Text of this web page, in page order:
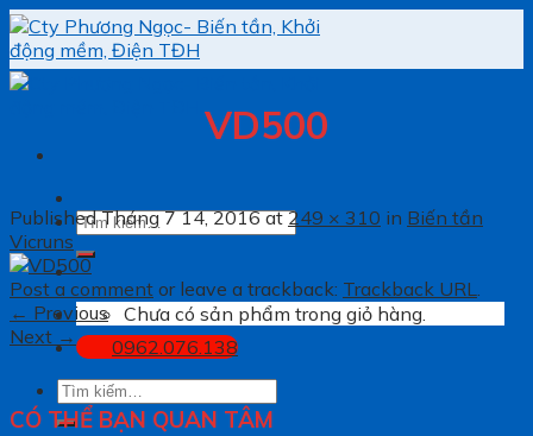
Skip
to
content
Tìm
Chưa có sản phẩm trong giỏ hàng.
0962.076.138
Tìm
kiếm:
VD500
PublishedTháng 7 14, 2016at249 × 310 in Biến tần
Vicruns
Post a comment or leave a trackback: Trackback URL
← Previous
Next →
CÓ THỂ BẠN QUAN TÂM